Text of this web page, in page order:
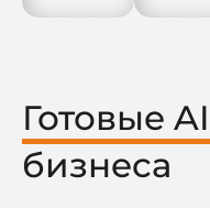
Готовые
бизнеса